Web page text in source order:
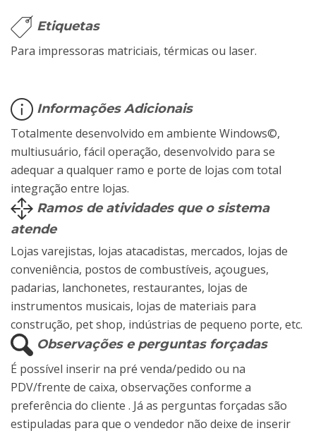
Etiquetas
Para impressoras matriciais, térmicas ou laser.
Informações Adicionais
Totalmente desenvolvido em ambiente Windows©,
multiusuário, fácil operação, desenvolvido para se
adequar a qualquer ramo e porte de lojas com total
integração entre lojas.
Ramos de atividades que o sistema
atende
Lojas varejistas, lojas atacadistas, mercados, lojas de
conveniência, postos de combustíveis, açougues,
padarias, lanchonetes, restaurantes, lojas de
instrumentos musicais, lojas de materiais para
construção, pet shop, indústrias de pequeno porte, etc.
Observações e perguntas forçadas
É possível inserir na pré venda/pedido ou na
PDV/frente de caixa, observações conforme a
preferência do cliente . Já as perguntas forçadas são
estipuladas para que o vendedor não deixe de inserir